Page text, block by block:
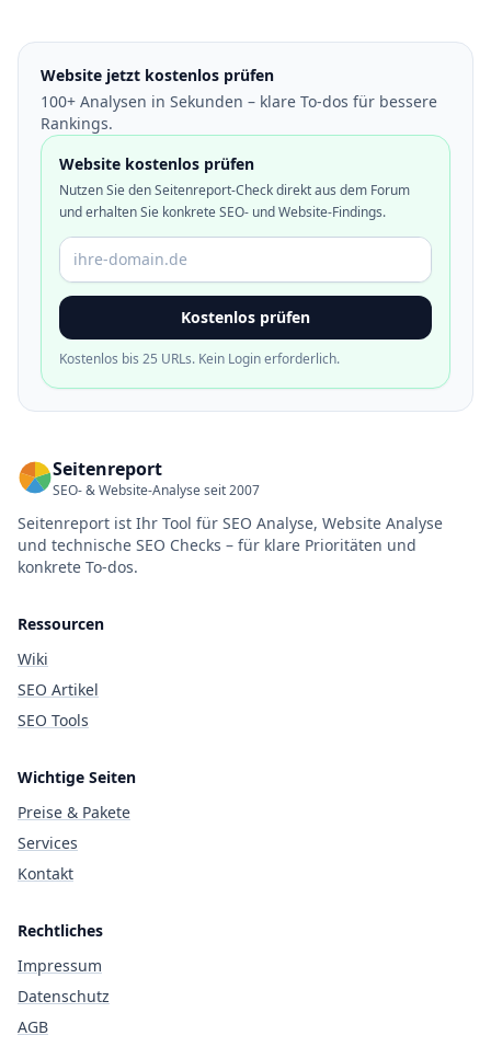
Website jetzt kostenlos prüfen
100+ Analysen in Sekunden – klare To-dos für bessere
Rankings.
Website kostenlos prüfen
Nutzen Sie den Seitenreport-Check direkt aus dem Forum
und erhalten Sie konkrete SEO- und Website-Findings.
Domain oder URL
Kostenlos prüfen
Kostenlos bis 25 URLs. Kein Login erforderlich.
Seitenreport
SEO- & Website-Analyse seit 2007
Seitenreport ist Ihr Tool für SEO Analyse, Website Analyse
und technische SEO Checks – für klare Prioritäten und
konkrete To-dos.
Ressourcen
Wiki
SEO Artikel
SEO Tools
Wichtige Seiten
Preise & Pakete
Services
Kontakt
Rechtliches
Impressum
Datenschutz
AGB